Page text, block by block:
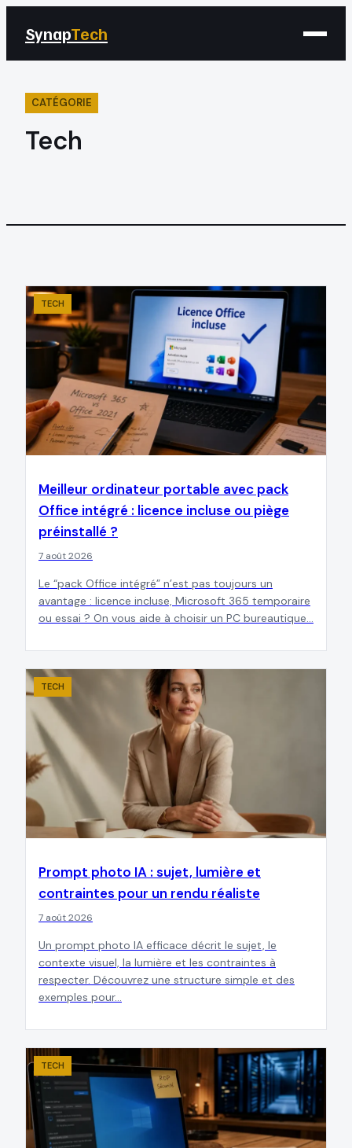
SynapTech
CATÉGORIE
Tech
TECH
Meilleur ordinateur portable avec pack
Office intégré : licence incluse ou piège
préinstallé ?
7 août 2026
Le “pack Office intégré” n’est pas toujours un
avantage : licence incluse, Microsoft 365 temporaire
ou essai ? On vous aide à choisir un PC bureautique…
TECH
Prompt photo IA : sujet, lumière et
contraintes pour un rendu réaliste
7 août 2026
Un prompt photo IA efficace décrit le sujet, le
contexte visuel, la lumière et les contraintes à
respecter. Découvrez une structure simple et des
exemples pour…
TECH